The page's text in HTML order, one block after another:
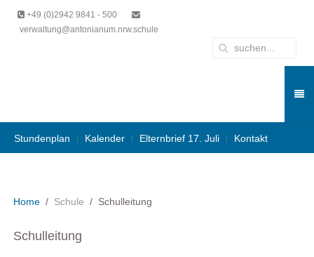
+49 (0)2942 9841 - 500
verwaltung@antonianum.nrw.schule
Stundenplan Kalender Elternbrief 17. Juli Kontakt
Home Schule Schulleitung
Schulleitung